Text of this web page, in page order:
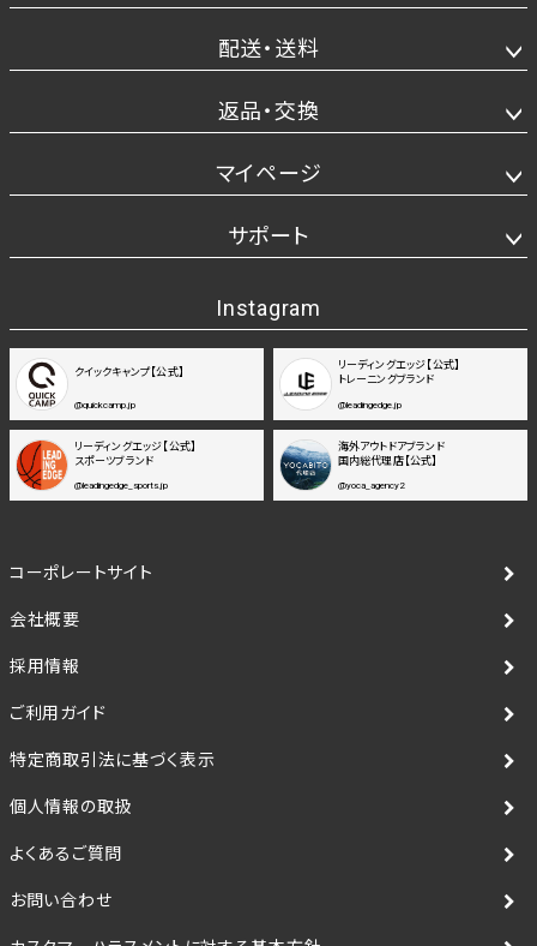
配送・送料
返品・交換
マイページ
サポート
Instagram
クイックキャンプ【公式】
@quickcamp.jp
リーディングエッジ【公式】
トレーニングブランド
@leadingedge.jp
リーディングエッジ【公式】
スポーツブランド
@leadingedge_sports.jp
海外アウトドアブランド
国内総代理店【公式】
@yoca_agency2
コーポレートサイト
会社概要
採用情報
ご利用ガイド
特定商取引法に基づく表示
個人情報の取扱
よくあるご質問
お問い合わせ